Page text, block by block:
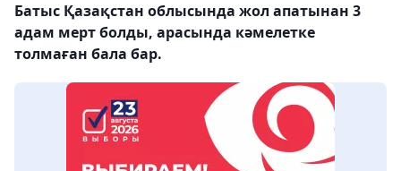
Батыс Қазақстан облысында жол апатынан 3
адам мерт болды, арасында кәмелетке
толмаған бала бар.